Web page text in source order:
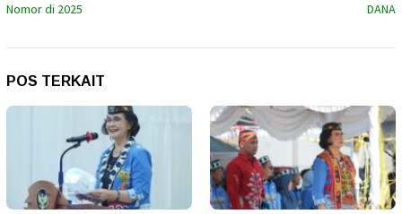
Nomor di 2025
DANA
POS TERKAIT